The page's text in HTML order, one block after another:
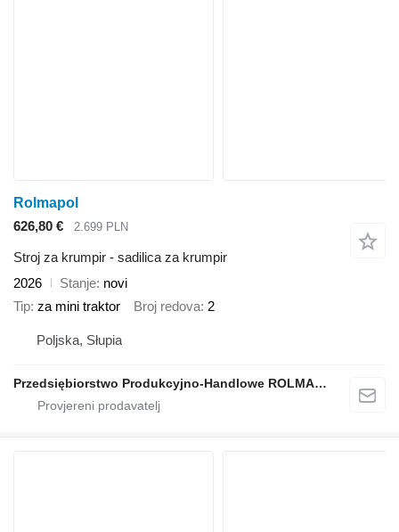
Rolmapol
626,80 €
2.699 PLN
Stroj za krumpir - sadilica za krumpir
2026
Stanje novi
Tip za mini traktor Broj redova 2
Poljska, Słupia
Przedsiębiorstwo Produkcyjno-Handlowe ROLMAPOL Marcin Dziekan